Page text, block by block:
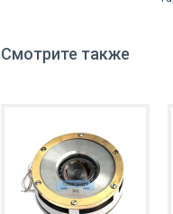
Смотрите также